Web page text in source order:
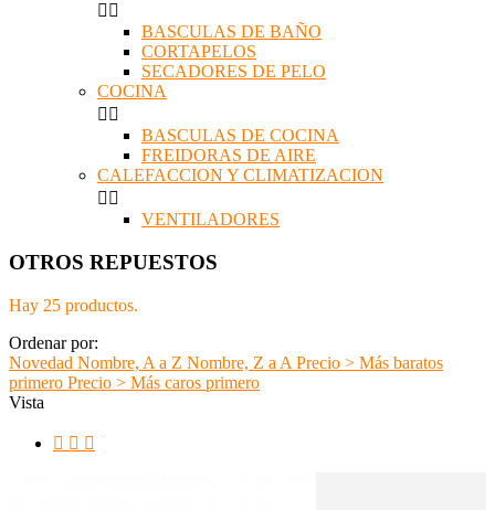
 
BASCULAS DE BAÑO
CORTAPELOS
SECADORES DE PELO
COCINA
 
BASCULAS DE COCINA
FREIDORAS DE AIRE
CALEFACCION Y CLIMATIZACION
 
VENTILADORES
OTROS REPUESTOS
Hay 25 productos.
Ordenar por:
Novedad Nombre, A a Z Nombre, Z a A Precio > Más baratos
primero Precio > Más caros primero
Vista
  